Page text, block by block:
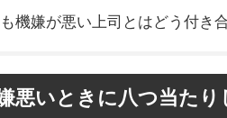
機嫌が悪い上司とはどう付き
悪いときに八つ当た